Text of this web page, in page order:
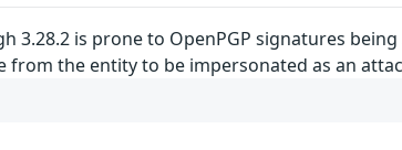
3.28.2 is prone to OpenPGP signatures
from the entity to be impersonated as an